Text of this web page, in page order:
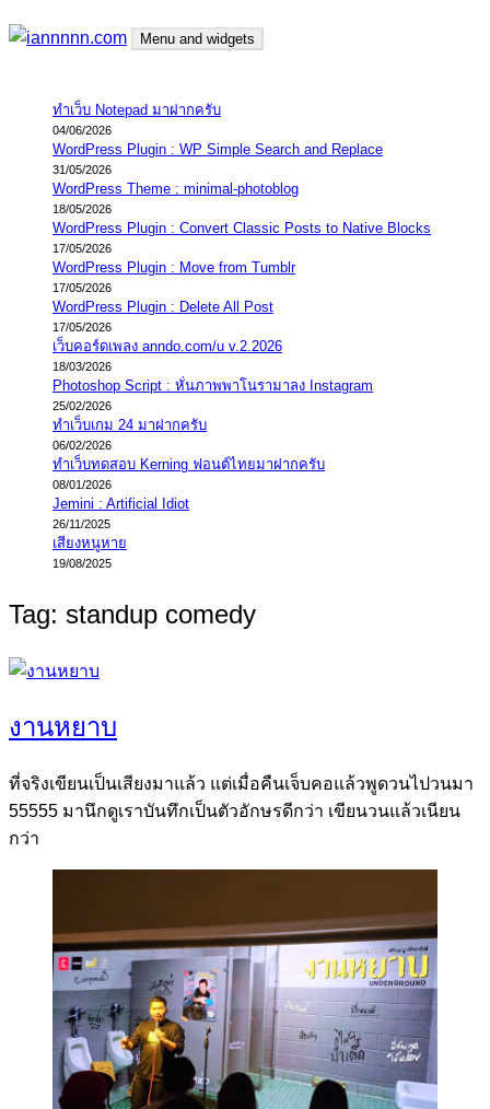
Skip
Menu and widgets
ทำเว็บ Notepad มาฝากครับ
04/06/2026
WordPress Plugin : WP Simple Search and Replace
31/05/2026
WordPress Theme : minimal-photoblog
18/05/2026
WordPress Plugin : Convert Classic Posts to Native Blocks
17/05/2026
WordPress Plugin : Move from Tumblr
17/05/2026
WordPress Plugin : Delete All Post
17/05/2026
เว็บคอร์ดเพลง anndo.com/u v.2.2026
18/03/2026
Photoshop Script : หั่นภาพพาโนรามาลง Instagram
25/02/2026
ทำเว็บเกม 24 มาฝากครับ
06/02/2026
ทำเว็บทดสอบ Kerning ฟอนต์ไทยมาฝากครับ
08/01/2026
Jemini : Artificial Idiot
26/11/2025
เสียงหนูหาย
19/08/2025
Tag: standup comedy
งานหยาบ
ที่จริงเขียนเป็นเสียงมาแล้ว แต่เมื่อคืนเจ็บคอแล้วพูดวนไปวนมา
55555 มานึกดูเราบันทึกเป็นตัวอักษรดีกว่า เขียนวนแล้วเนียน
กว่า